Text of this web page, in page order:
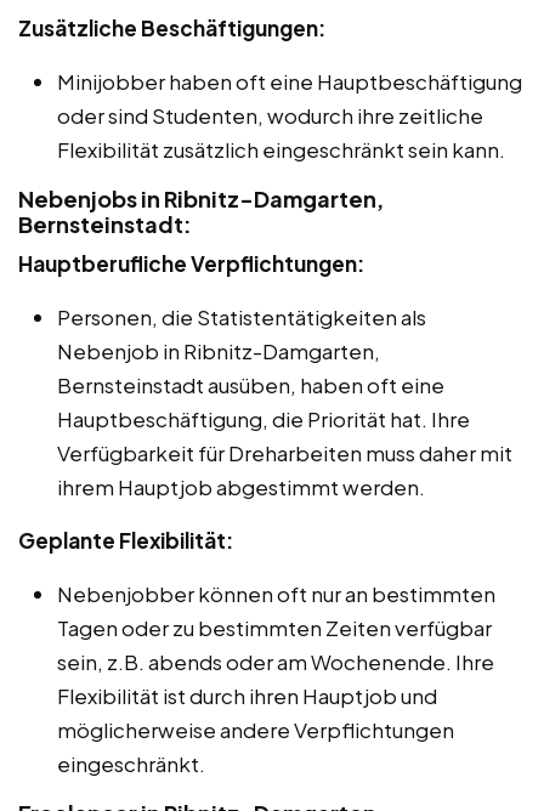
Zusätzliche Beschäftigungen:
Minijobber haben oft eine Hauptbeschäftigung
oder sind Studenten, wodurch ihre zeitliche
Flexibilität zusätzlich eingeschränkt sein kann.
Nebenjobs in Ribnitz-Damgarten,
Bernsteinstadt:
Hauptberufliche Verpflichtungen:
Personen, die Statistentätigkeiten als
Nebenjob in Ribnitz-Damgarten,
Bernsteinstadt ausüben, haben oft eine
Hauptbeschäftigung, die Priorität hat. Ihre
Verfügbarkeit für Dreharbeiten muss daher mit
ihrem Hauptjob abgestimmt werden.
Geplante Flexibilität:
Nebenjobber können oft nur an bestimmten
Tagen oder zu bestimmten Zeiten verfügbar
sein, z.B. abends oder am Wochenende. Ihre
Flexibilität ist durch ihren Hauptjob und
möglicherweise andere Verpflichtungen
eingeschränkt.